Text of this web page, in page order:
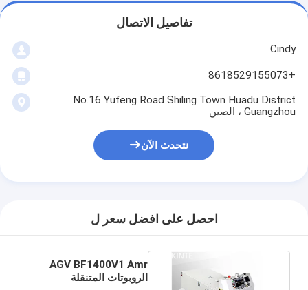
القضايا
تفاصيل الاتصال
Cindy
+8618529155073
No.16 Yufeng Road Shiling Town Huadu District
Guangzhou ، الصين
نتحدث الآن
احصل على افضل سعر ل
AGV BF1400V1 Amr
الروبوتات المتنقلة